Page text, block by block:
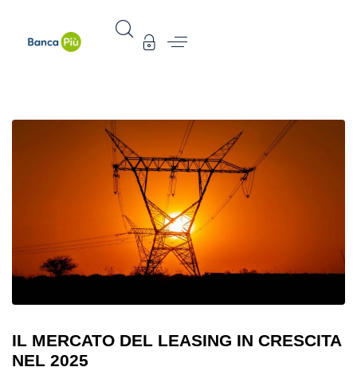
IL MERCATO DEL LEASING IN CRESCITA
NEL 2025